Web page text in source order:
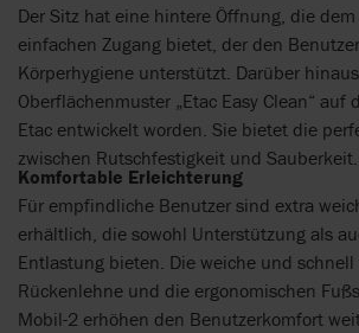
Der Sitz hat eine hintere Öffnung, die
einfachen Zugang bietet, der den
Körperhygiene unterstützt. Darüber
Oberflächenmuster „Etac Easy Clean“ auf
Etac entwickelt worden. Sie bietet die
zwischen Rutschfestigkeit und Sauberkeit.
Komfortable Erleichterung
Für empfindliche Benutzer sind extra
erhältlich, die sowohl Unterstützung als
Entlastung bieten. Die weiche und
Rückenlehne und die ergonomischen
Mobil-2 erhöhen den Benutzerkomfort